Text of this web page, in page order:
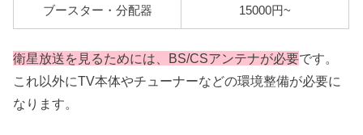
ブースター・分配器 15000円~
衛星放送を見るためには、BS/CSアンテナが必要です。
これ以外にTV本体やチューナーなどの環境整備が必要に
なります。